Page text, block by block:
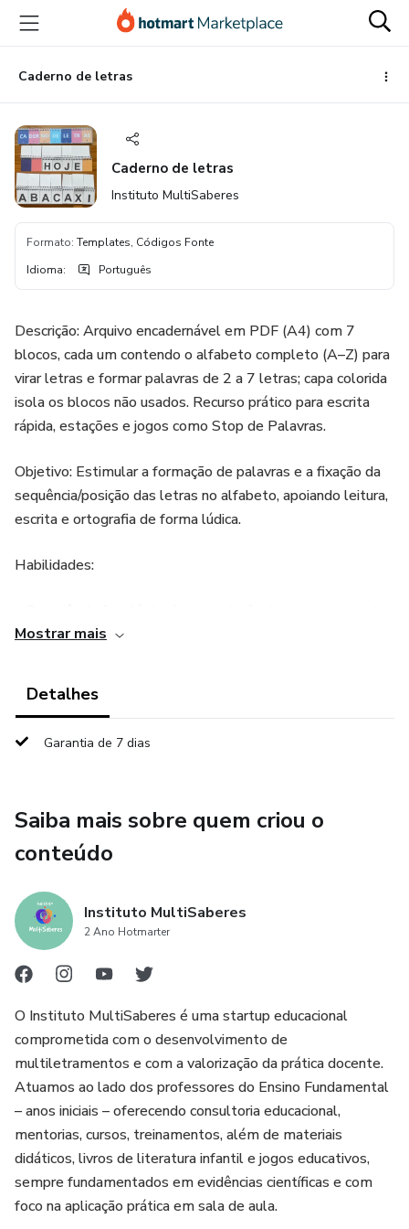
para
conteúdo
principal
para
pagamento
para
rodapéCaderno de letras
Caderno de letras
Instituto MultiSaberes
Formato: Templates, Códigos Fonte
Idioma: Português
Descrição: Arquivo encadernável em PDF (A4) com 7
blocos, cada um contendo o alfabeto completo (A–Z) para
virar letras e formar palavras de 2 a 7 letras; capa colorida
isola os blocos não usados. Recurso prático para escrita
rápida, estações e jogos como Stop de Palavras.
Objetivo: Estimular a formação de palavras e a fixação da
sequência/posição das letras no alfabeto, apoiando leitura,
escrita e ortografia de forma lúdica.
Habilidades:
palavras).
repertório).
Mostrar mais
Detalhes
Garantia de 7 dias
Saiba mais sobre quem criou o
conteúdo
Instituto MultiSaberes
2 Ano Hotmarter
O Instituto MultiSaberes é uma startup educacional
comprometida com o desenvolvimento de
multiletramentos e com a valorização da prática docente.
Atuamos ao lado dos professores do Ensino Fundamental
– anos iniciais – oferecendo consultoria educacional,
mentorias, cursos, treinamentos, além de materiais
didáticos, livros de literatura infantil e jogos educativos,
sempre fundamentados em evidências científicas e com
foco na aplicação prática em sala de aula.